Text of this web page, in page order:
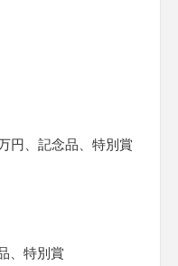
円、記念品、特別賞
、特別賞